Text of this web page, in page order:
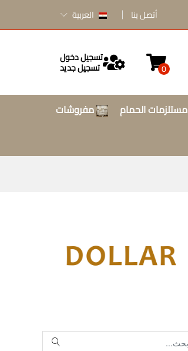
أتصل بنا العربية
0
تسجيل دخول
تسجيل جديد
مستلزمات الحمام
مفروشات